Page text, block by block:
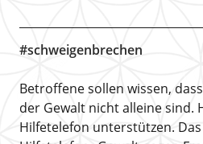
#schweigenbrechen
Betroffene sollen wissen,
der Gewalt nicht alleine sind.
Hilfetelefon unterstützen.